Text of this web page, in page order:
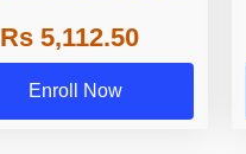
Grade A & Grade B Bank
Exams
Rs 5,112.50
Enroll Now